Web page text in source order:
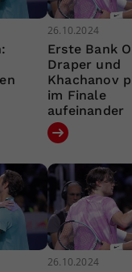
26.10.2024
Erste Bank
Draper und
Khachanov
im Finale
aufeinander
26.10.2024